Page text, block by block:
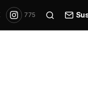
775